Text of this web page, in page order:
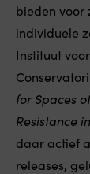
bieden voor
individuele
Instituut
for Spaces
Resistance
daar actief
releases,